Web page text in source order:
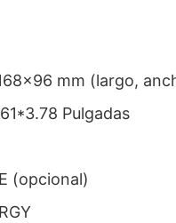
mm (largo,
Pulgadas
(opcional)